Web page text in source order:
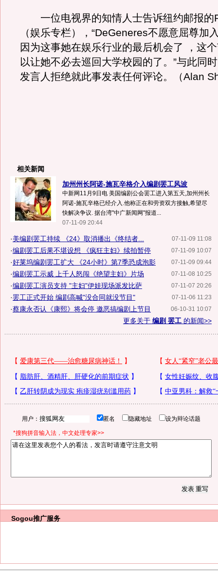
一位电视界的知情人士告诉纽约邮报的
（娱乐专栏），“DeGeneres不愿意屈尊加
因为这事她在娱乐行业的最后机会了 ，这
以让她不必去巡回大学校园的了。”与此同
发言人拒绝就此事发表任何评论。（Alan
相关新闻
加州州长阿诺-施瓦辛格介入编剧罢工风波
中新网11月9日电 美国编剧公会罢工进入第五天,加州州长
阿诺-施瓦辛格已经介入.他称正在和劳资双方接触,希望尽
快解决争议. 据台湾"中广新闻网"报道...
07-11-09 20:44
07-11-09 11:08
·美编剧罢工持续 《24》取消播出《终结者...
07-11-09 10:07
·编剧罢工后果不堪设想 《疯狂主妇》续拍暂停
07-11-09 09:44
·好莱坞编剧罢工扩大 《24小时》第7季恐成泡影
07-11-08 10:25
·编剧罢工示威 上千人怒闯《绝望主妇》片场
07-11-07 20:26
·编剧罢工演员支持 "主妇"伊娃现场派发比萨
07-11-06 11:23
·罢工正式开始 编剧高喊"没合同就没节目"
06-10-31 10:07
·蔡康永否认《康熙》将会停 邀恶搞编剧上节目
更多关于 编剧 罢工 的新闻>>
用户： 匿名 隐藏地址 设为辩论话题
*搜狗拼音输入法，中文处理专家>>
Sogou推广服务